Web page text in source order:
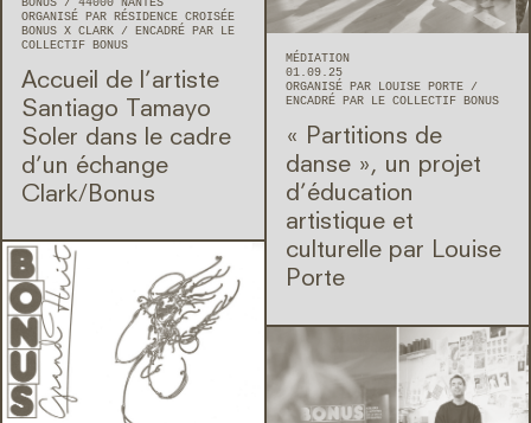
ORGANISÉ PAR RÉSIDENCE CROISÉE
BONUS X CLARK
ENCADRÉ PAR LE
COLLECTIF BONUS
Accueil de l’artiste
Santiago Tamayo
Soler dans le cadre
d’un échange
Clark/Bonus
MÉDIATION
01.09.25
ORGANISÉ PAR LOUISE PORTE
ENCADRÉ PAR LE COLLECTIF BONUS
« Partitions de
danse », un projet
d’éducation
artistique et
culturelle par Louise
Porte